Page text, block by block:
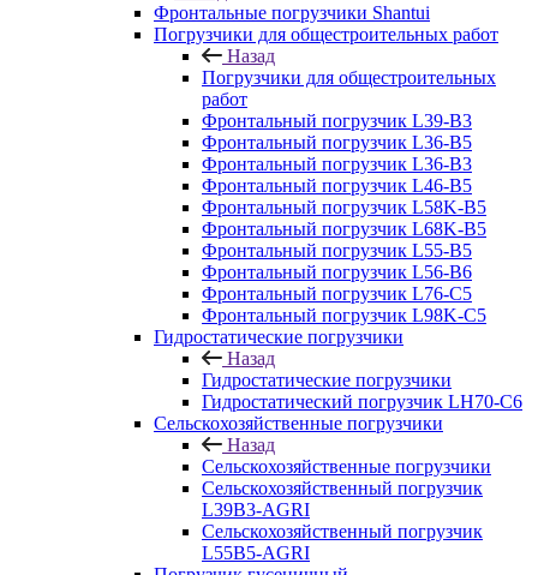
Фронтальные погрузчики Shantui
Погрузчики для общестроительных работ
Назад
Погрузчики для общестроительных
работ
Фронтальный погрузчик L39-B3
Фронтальный погрузчик L36-B5
Фронтальный погрузчик L36-B3
Фронтальный погрузчик L46-B5
Фронтальный погрузчик L58K-B5
Фронтальный погрузчик L68K-B5
Фронтальный погрузчик L55-B5
Фронтальный погрузчик L56-B6
Фронтальный погрузчик L76-С5
Фронтальный погрузчик L98K-C5
Гидростатические погрузчики
Назад
Гидростатические погрузчики
Гидростатический погрузчик LH70-C6
Сельскохозяйственные погрузчики
Назад
Сельскохозяйственные погрузчики
Сельскохозяйственный погрузчик
L39B3-AGRI
Сельскохозяйственный погрузчик
L55B5-AGRI